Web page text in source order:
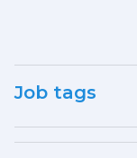
Job tags